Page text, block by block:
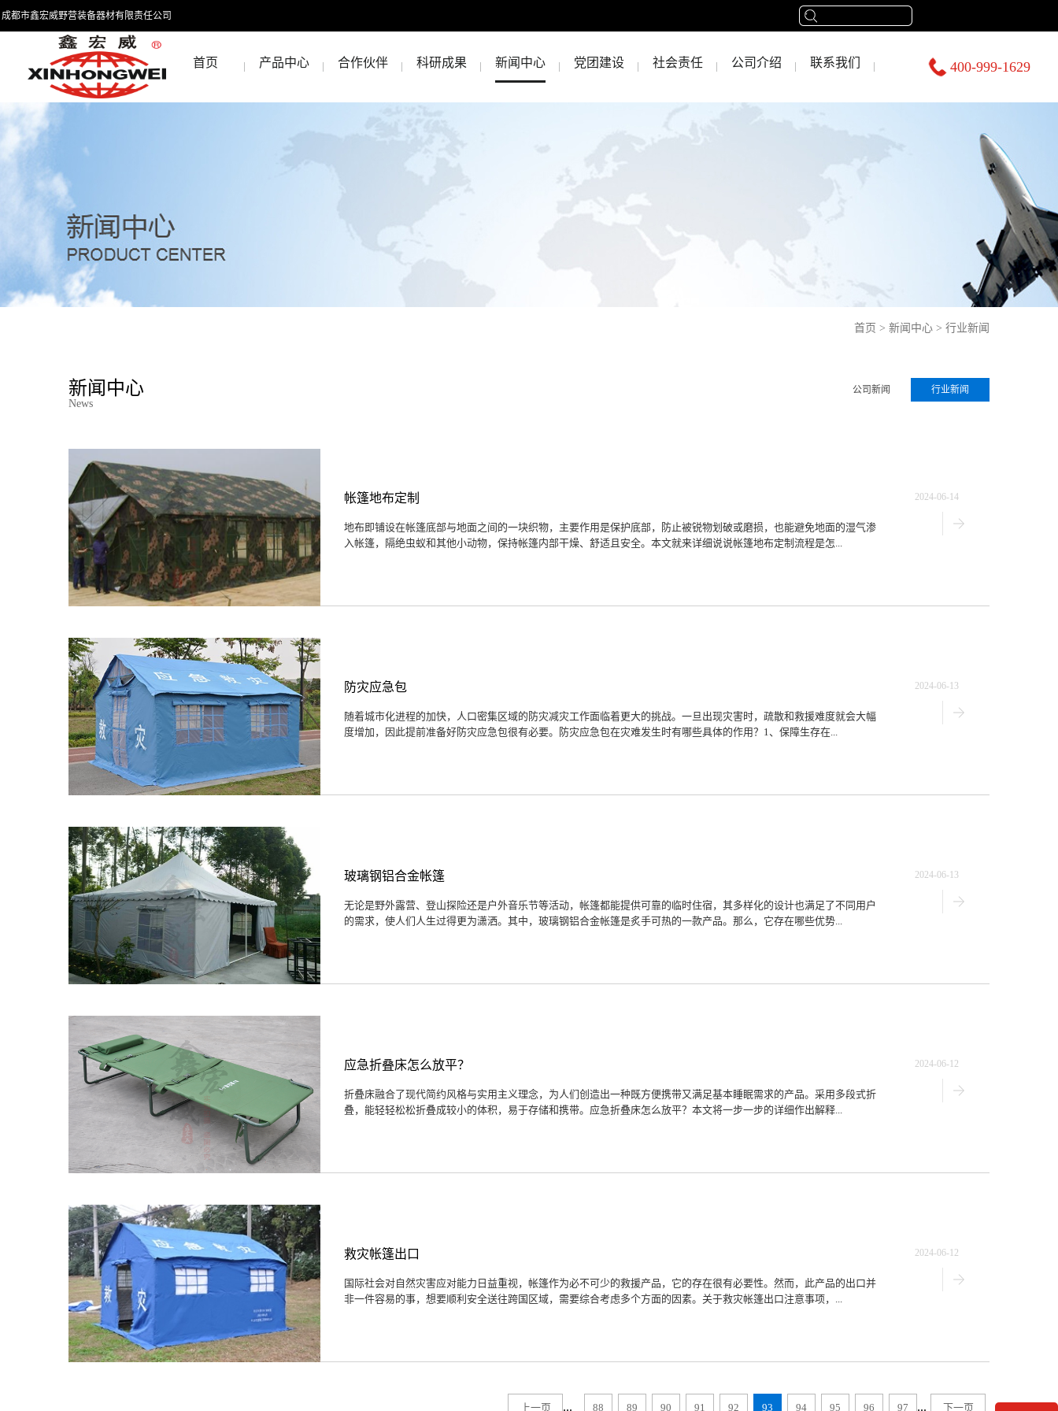
成都市鑫宏威野营装备器材有限责任公司
首页 产品中心 合作伙伴 科研成果 新闻中心 党团建设 社会责任 公司介绍 联系我们 400-999-1629
首页 > 新闻中心 > 行业新闻
新闻中心
News
公司新闻 行业新闻
帐篷地布定制 2024-06-14
地布即铺设在帐篷底部与地面之间的一块织物，主要作用是保护底部，防止被锐物划破或磨损，也能避免地面的湿气渗
入帐篷，隔绝虫蚁和其他小动物，保持帐篷内部干燥、舒适且安全。本文就来详细说说帐篷地布定制流程是怎...
防灾应急包 2024-06-13
随着城市化进程的加快，人口密集区域的防灾减灾工作面临着更大的挑战。一旦出现灾害时，疏散和救援难度就会大幅
度增加，因此提前准备好防灾应急包很有必要。防灾应急包在灾难发生时有哪些具体的作用？1、保障生存在...
玻璃钢铝合金帐篷 2024-06-13
无论是野外露营、登山探险还是户外音乐节等活动，帐篷都能提供可靠的临时住宿，其多样化的设计也满足了不同用户
的需求，使人们人生过得更为潇洒。其中，玻璃钢铝合金帐篷是炙手可热的一款产品。那么，它存在哪些优势...
应急折叠床怎么放平？ 2024-06-12
折叠床融合了现代简约风格与实用主义理念，为人们创造出一种既方便携带又满足基本睡眠需求的产品。采用多段式折
叠，能轻轻松松折叠成较小的体积，易于存储和携带。应急折叠床怎么放平？本文将一步一步的详细作出解释...
救灾帐篷出口 2024-06-12
国际社会对自然灾害应对能力日益重视，帐篷作为必不可少的救援产品，它的存在很有必要性。然而，此产品的出口并
非一件容易的事，想要顺利安全送往跨国区域，需要综合考虑多个方面的因素。关于救灾帐篷出口注意事项，...
上一页 ... 88 89 90 91 92 93 94 95 96 97 ... 下一页